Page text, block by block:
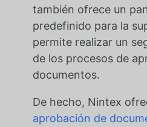
también ofrece un
predefinido para la
permite realizar un
de los procesos de
documentos.
De hecho, Nintex
aprobación de